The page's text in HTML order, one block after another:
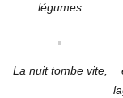
légumes
La nuit tombe vite,